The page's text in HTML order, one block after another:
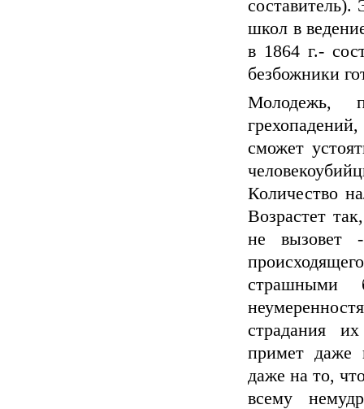
составитель).
школ в
в 1864 г.-
безбожники
Молодежь,
сможет
Количество
Возрастет
не вызовет
страшными
страдания
примет даже
даже на то,
всему